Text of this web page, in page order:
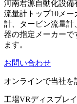
河南君源自動化設備
流量計トップ10メ
計、タービン流量計
器の指定メーカーで
ます。
お問い合わせ
オンラインで当社を
工場VRディスプレ